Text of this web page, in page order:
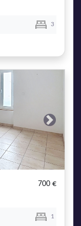
3
Next
700 €
1